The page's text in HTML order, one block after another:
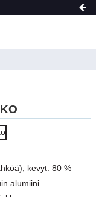
kevyt: 80 %
alumiini